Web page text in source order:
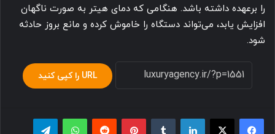
را برعهده داشته باشد. هنگامی که دمای هیتر به صورت ناگهان
افزایش یابد، می‌تواند دستگاه را خاموش کرده و مانع بروز حادثه
شود.
URL را کپی کنید
لینکدین ‫تامبلر پینترست‫رددیت واتس آپ تلگرام